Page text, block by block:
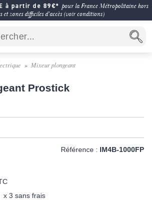
à partir de 89€* pour la France Métropolitaine hors
et zones difficiles d'accès (voir conditions)
Mixeur plongeant
Prostick
Référence : IM4B-1000FP
x 3 sans frais